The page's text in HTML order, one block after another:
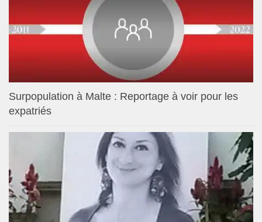
Surpopulation à Malte : Reportage à voir pour les
expatriés